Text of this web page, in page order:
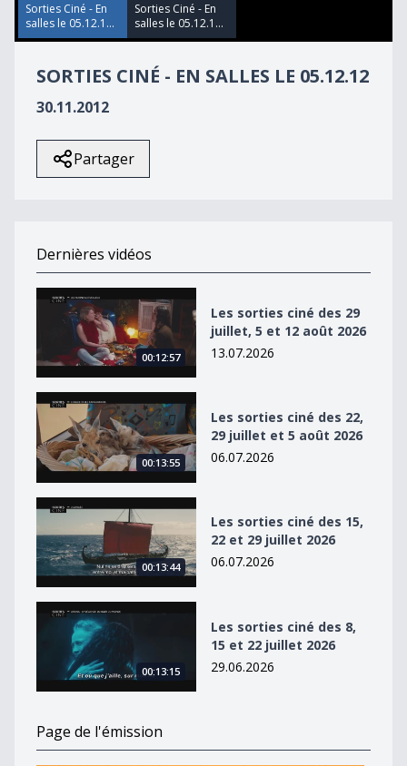
45
seconds
Sorties Ciné - En
salles le 05.12.1...
Sorties Ciné - En
salles le 05.12.1...
SORTIES CINÉ - EN SALLES LE 05.12.12
30.11.2012
Partager
Dernières vidéos
Les sorties ciné des 29 juillet, 5 et 12 août 2026
00:12:57
Les sorties ciné des 29
juillet, 5 et 12 août 2026
13.07.2026
Les sorties ciné des 22, 29 juillet et 5 août 2026
00:13:55
Les sorties ciné des 22,
29 juillet et 5 août 2026
06.07.2026
Les sorties ciné des 15, 22 et 29 juillet 2026
00:13:44
Les sorties ciné des 15,
22 et 29 juillet 2026
06.07.2026
Les sorties ciné des 8, 15 et 22 juillet 2026
00:13:15
Les sorties ciné des 8,
15 et 22 juillet 2026
29.06.2026
Page de l'émission